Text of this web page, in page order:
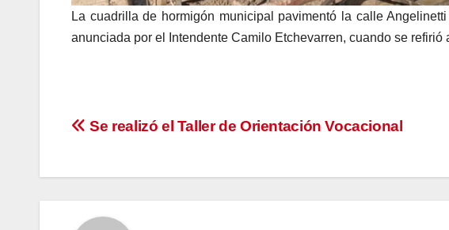
La cuadrilla de hormigón municipal pavimentó la calle
anunciada por el Intendente Camilo Etchevarren, cuando se
Navegación
Se realizó el Taller de Orientación Vocacional